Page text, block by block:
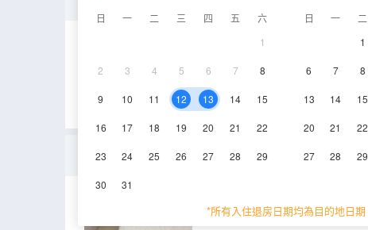
日 一 二 三 四 五
六
1
2 3 4 5 6 7 8
9 10 11 12 13 14 15
16 17 18 19 20 21 22
23 24 25 26 27 28 29
30 31
日 一 二
1
6 7 8
13 14 15
20 21 22
27 28 29
*所有入住退房日期均為目的地日期
普通單人房（公共衞浴）
10㎡ 2層 空調